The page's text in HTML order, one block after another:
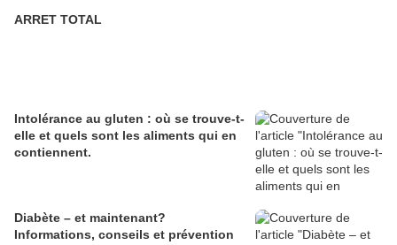
ARRET TOTAL
Intolérance au gluten : où se trouve-t-
elle et quels sont les aliments qui en
contiennent.
Diabète – et maintenant?
Informations, conseils et prévention